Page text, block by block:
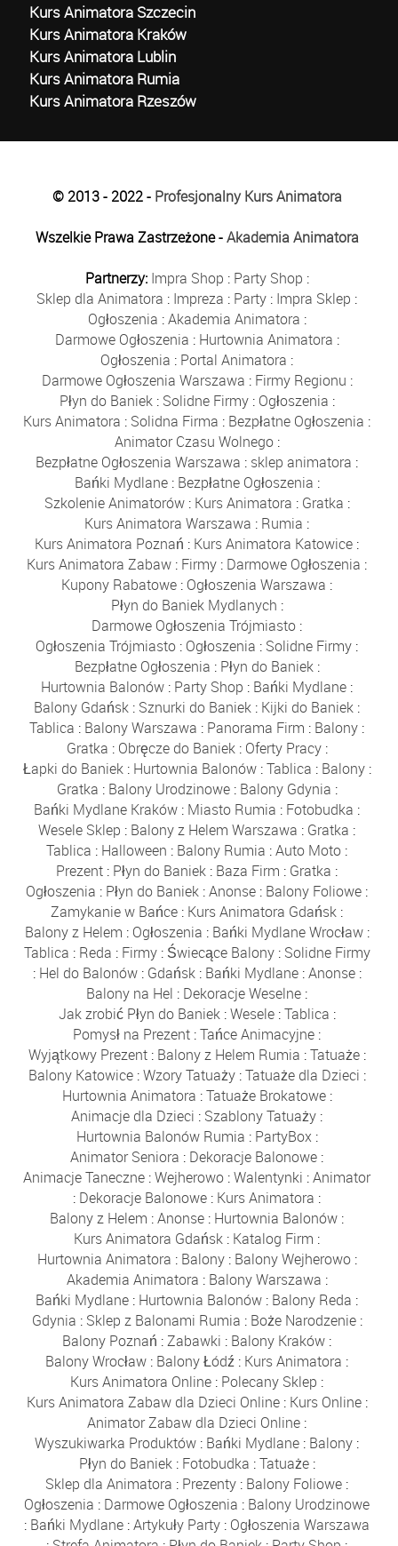
Kurs Animatora Szczecin
Kurs Animatora Kraków
Kurs Animatora Lublin
Kurs Animatora Rumia
Kurs Animatora Rzeszów
© 2013 - 2022 - Profesjonalny Kurs Animatora
Wszelkie Prawa Zastrzeżone -Akademia Animatora
Partnerzy: Impra Shop : Party Shop :
Sklep dla Animatora : Impreza : Party : Impra Sklep :
Ogłoszenia :Akademia Animatora :
Darmowe Ogłoszenia : Hurtownia Animatora :
Ogłoszenia : Portal Animatora :
Darmowe Ogłoszenia Warszawa : Firmy Regionu :
Płyn do Baniek: Solidne Firmy: Ogłoszenia :
Kurs Animatora : Solidna Firma : Bezpłatne Ogłoszenia :
Animator Czasu Wolnego:
Bezpłatne Ogłoszenia Warszawa : sklep animatora :
Bańki Mydlane: Bezpłatne Ogłoszenia :
Szkolenie Animatorów: Kurs Animatora : Gratka :
Kurs Animatora Warszawa : Rumia :
Kurs Animatora Poznań : Kurs Animatora Katowice :
Kurs Animatora Zabaw : Firmy : Darmowe Ogłoszenia :
Kupony Rabatowe : Ogłoszenia Warszawa :
Płyn do Baniek Mydlanych :
Darmowe Ogłoszenia Trójmiasto :
Ogłoszenia Trójmiasto : Ogłoszenia : Solidne Firmy :
Bezpłatne Ogłoszenia : Płyn do Baniek:
Hurtownia Balonów : Party Shop : Bańki Mydlane :
Balony Gdańsk : Sznurki do Baniek : Kijki do Baniek :
Tablica : Balony Warszawa : Panorama Firm : Balony :
Gratka : Obręcze do Baniek: Oferty Pracy:
Łapki do Baniek: Hurtownia Balonów:Tablica : Balony:
Gratka : Balony Urodzinowe: Balony Gdynia :
Bańki Mydlane Kraków : Miasto Rumia : Fotobudka :
Wesele Sklep : Balony z Helem Warszawa : Gratka :
Tablica : Halloween : Balony Rumia :Auto Moto :
Prezent : Płyn do Baniek : Baza Firm : Gratka :
Ogłoszenia : Płyn do Baniek :Anonse : Balony Foliowe :
Zamykanie w Bańce : Kurs Animatora Gdańsk :
Balony z Helem : Ogłoszenia : Bańki Mydlane Wrocław:
Tablica : Reda : Firmy: Świecące Balony: Solidne Firmy
: Hel do Balonów: Gdańsk: Bańki Mydlane:Anonse:
Balony na Hel : Dekoracje Weselne :
Jak zrobić Płyn do Baniek:Wesele:Tablica :
Pomysł na Prezent :Tańce Animacyjne :
Wyjątkowy Prezent: Balony z Helem Rumia :Tatuaże:
Balony Katowice:Wzory Tatuaży:Tatuaże dla Dzieci :
Hurtownia Animatora :Tatuaże Brokatowe:
Animacje dla Dzieci : Szablony Tatuaży :
Hurtownia Balonów Rumia : PartyBox:
Animator Seniora : Dekoracje Balonowe :
Animacje Taneczne :Wejherowo :Walentynki :Animator
: Dekoracje Balonowe : Kurs Animatora :
Balony z Helem :Anonse : Hurtownia Balonów :
Kurs Animatora Gdańsk : Katalog Firm :
Hurtownia Animatora : Balony: Balony Wejherowo:
Akademia Animatora : Balony Warszawa :
Bańki Mydlane : Hurtownia Balonów : Balony Reda :
Gdynia : Sklep z Balonami Rumia : Boże Narodzenie:
Balony Poznań :Zabawki : Balony Kraków :
Balony Wrocław : Balony Łódź : Kurs Animatora :
Kurs Animatora Online : Polecany Sklep :
Kurs Animatora Zabaw dla Dzieci Online: Kurs Online:
Animator Zabaw dla Dzieci Online :
Wyszukiwarka Produktów : Bańki Mydlane : Balony :
Płyn do Baniek: Fotobudka :Tatuaże:
Sklep dla Animatora : Prezenty : Balony Foliowe :
Ogłoszenia : Darmowe Ogłoszenia : Balony Urodzinowe
: Bańki Mydlane :Artykuły Party : Ogłoszenia Warszawa